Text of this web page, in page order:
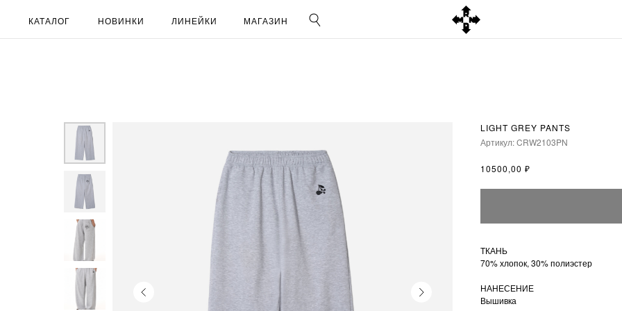
НОВИНКИ ЛИНЕЙКИ МАГАЗИН
КАТАЛОГ
LIGHT GREY PANTS
Артикул:CRW2103PN
10500,00 ₽
ТКАНЬ
70% хлопок, 30% полиэстер
НАНЕСЕНИЕ
Вышивка